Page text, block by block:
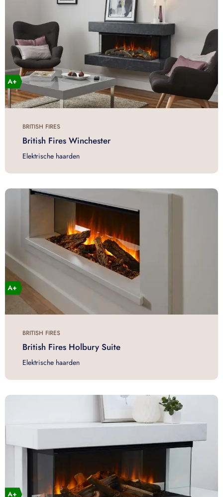
BRITISH FIRES
British Fires Winchester
Elektrische haarden
BRITISH FIRES
British Fires Holbury Suite
Elektrische haarden